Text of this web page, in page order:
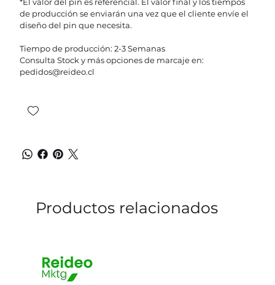
*El valor del pin es referencial. El valor final y los tiempos
de producción se enviarán una vez que el cliente envíe el
diseño del pin que necesita.
Tiempo de producción: 2-3 Semanas
Consulta Stock y más opciones de marcaje en:
pedidos@reideo.cl
Productos relacionados